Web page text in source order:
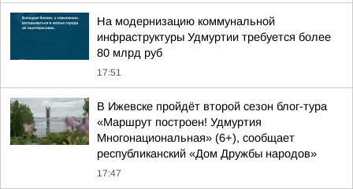
На модернизацию коммунальной
инфраструктуры Удмуртии требуется более
80 млрд руб
17:51
В Ижевске пройдёт второй сезон блог-тура
«Маршрут построен! Удмуртия
Многонациональная» (6+), сообщает
республиканский «Дом Дружбы народов»
17:47